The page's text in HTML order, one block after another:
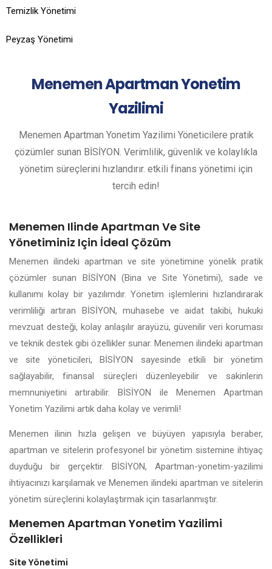
Temizlik Yönetimi
Peyzaş Yönetimi
MenemenApartman Yonetim
Yazilimi
Menemen Apartman Yonetim Yazilimi Yöneticilere pratik
çözümler sunan BİSİYON. Verimlilik, güvenlik ve kolaylıkla
yönetim süreçlerini hızlandırır. etkili finans yönetimi için
tercih edin!
Menemen Ilinde Apartman Ve Site
Yönetiminiz Için İdeal Çözüm
Menemen ilindeki apartman ve site yönetimine yönelik pratik
çözümler sunan BİSİYON (Bina ve Site Yönetimi), sade ve
kullanımı kolay bir yazılımdır. Yönetim işlemlerini hızlandırarak
verimliliği artıran BİSİYON, muhasebe ve aidat takibi, hukuki
mevzuat desteği, kolay anlaşılır arayüzü, güvenilir veri koruması
ve teknik destek gibi özellikler sunar. Menemen ilindeki apartman
ve site yöneticileri, BİSİYON sayesinde etkili bir yönetim
sağlayabilir, finansal süreçleri düzenleyebilir ve sakinlerin
memnuniyetini artırabilir. BİSİYON ile Menemen Apartman
Yonetim Yazilimi artık daha kolay ve verimli!
Menemen ilinin hızla gelişen ve büyüyen yapısıyla beraber,
apartman ve sitelerin profesyonel bir yönetim sistemine ihtiyaç
duyduğu bir gerçektir. BİSİYON, Apartman-yonetim-yazilimi
ihtiyacınızı karşılamak ve Menemen ilindeki apartman ve sitelerin
yönetim süreçlerini kolaylaştırmak için tasarlanmıştır.
Menemen Apartman Yonetim Yazilimi
Özellikleri
Site Yönetimi